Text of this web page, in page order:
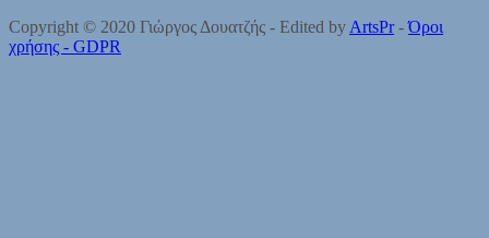
Copyright © 2020 Γιώργος Δουατζής - Edited by ArtsPr-Όροι
χρήσης - GDPR